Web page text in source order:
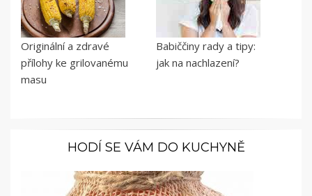
Originální a zdravé
přílohy ke grilovanému
masu
Babiččiny rady a tipy:
jak na nachlazení?
HODÍ SE VÁM DO KUCHYNĚ